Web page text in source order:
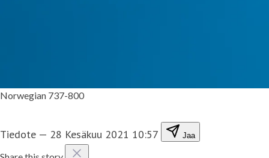
Norwegian 737-800
Tiedote — 28 Kesäkuu 2021 10:57 Jaa